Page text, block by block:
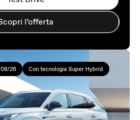
l’offerta
26 Con tecnologia Super Hybrid